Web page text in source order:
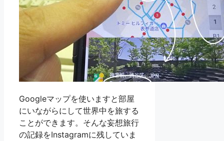
Googleマップを使いますと部屋
にいながらにして世界中を旅する
ことができます。そんな妄想旅行
の記録をInstagramに残していま